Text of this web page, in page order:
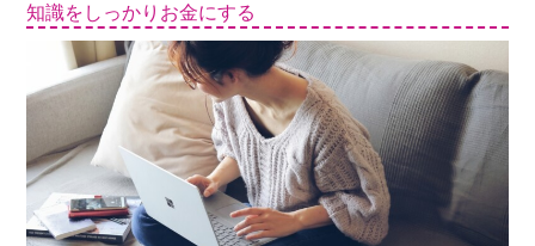
知識をしっかりお金にする